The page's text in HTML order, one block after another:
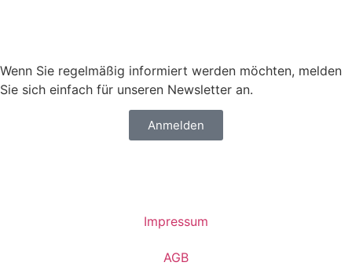
Wenn Sie regelmäßig informiert werden möchten, melden
Sie sich einfach für unseren Newsletter an.
Anmelden
Impressum
AGB